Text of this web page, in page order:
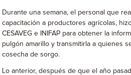
Durante una semana, el personal que
capacitación a productores agrícolas,
CESAVEG e INIFAP para obtener la
pulgón amarillo y transmitirla a quienes
cosecha de sorgo.
Lo anterior, después de que el año